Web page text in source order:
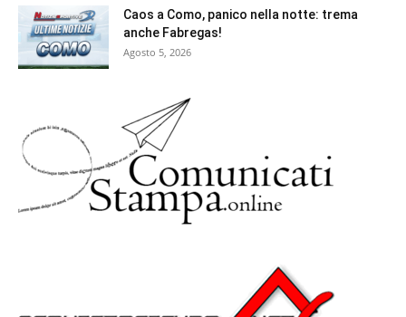
Caos a Como, panico nella notte: trema
anche Fabregas!
Agosto 5, 2026